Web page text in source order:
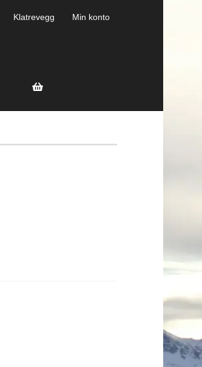
Klatrevegg Min konto